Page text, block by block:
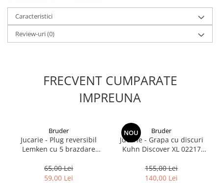
1.8.7. Direcție
1.8.8. Cabluri ambreiaj și
Caracteristici
Review-uri(0)
FRECVENT CUMPARATE
IMPREUNA
Bruder
Jucarie - Plug reversibil
Lemken cu 5 brazdare
65,00 Lei
59,00 Lei
NOU Bruder
Jucarie - Grapa cu discuri
Kuhn Discover XL 02217
155,00 Lei
140,00 Lei